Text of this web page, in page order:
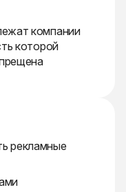
компании
которой
рекламные